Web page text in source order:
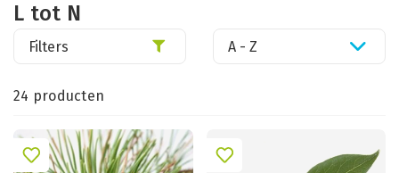
L tot N
24 producten
Filters A - Z